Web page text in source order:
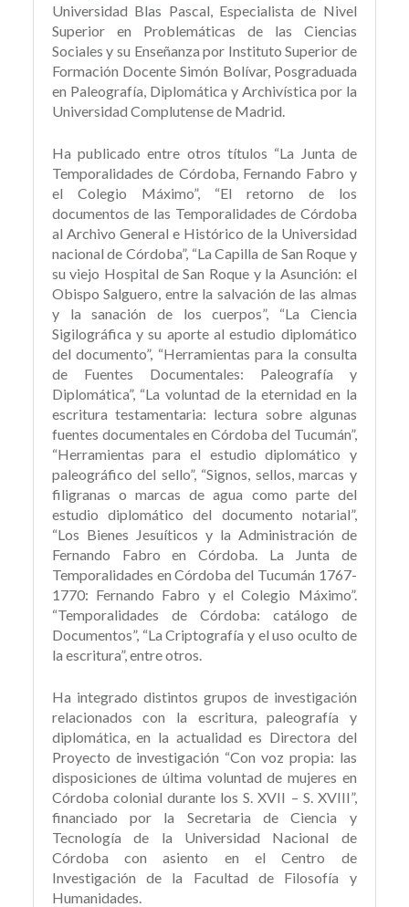
Universidad Blas Pascal, Especialista de Nivel
Superior en Problemáticas de las Ciencias
Sociales y su Enseñanza por Instituto Superior de
Formación Docente Simón Bolívar, Posgraduada
en Paleografía, Diplomática y Archivística por la
Universidad Complutense de Madrid.
Ha publicado entre otros títulos “La Junta de
Temporalidades de Córdoba, Fernando Fabro y
el Colegio Máximo”, “El retorno de los
documentos de las Temporalidades de Córdoba
al Archivo General e Histórico de la Universidad
nacional de Córdoba”, “La Capilla de San Roque y
su viejo Hospital de San Roque y la Asunción: el
Obispo Salguero, entre la salvación de las almas
y la sanación de los cuerpos”, “La Ciencia
Sigilográfica y su aporte al estudio diplomático
del documento”, “Herramientas para la consulta
de Fuentes Documentales: Paleografía y
Diplomática”, “La voluntad de la eternidad en la
escritura testamentaria: lectura sobre algunas
fuentes documentales en Córdoba del Tucumán”,
“Herramientas para el estudio diplomático y
paleográfico del sello”, “Signos, sellos, marcas y
filigranas o marcas de agua como parte del
estudio diplomático del documento notarial”,
“Los Bienes Jesuíticos y la Administración de
Fernando Fabro en Córdoba. La Junta de
Temporalidades en Córdoba del Tucumán 1767-
1770: Fernando Fabro y el Colegio Máximo”.
“Temporalidades de Córdoba: catálogo de
Documentos”, “La Criptografía y el uso oculto de
la escritura”, entre otros.
Ha integrado distintos grupos de investigación
relacionados con la escritura, paleografía y
diplomática, en la actualidad es Directora del
Proyecto de investigación “Con voz propia: las
disposiciones de última voluntad de mujeres en
Córdoba colonial durante los S. XVII – S. XVIII”,
financiado por la Secretaria de Ciencia y
Tecnología de la Universidad Nacional de
Córdoba con asiento en el Centro de
Investigación de la Facultad de Filosofía y
Humanidades.